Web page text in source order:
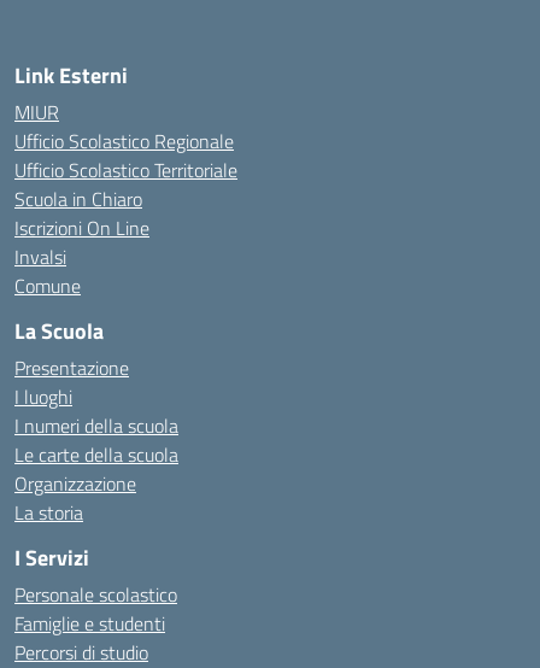
Link Esterni
MIUR
Ufficio Scolastico Regionale
Ufficio Scolastico Territoriale
Scuola in Chiaro
Iscrizioni On Line
Invalsi
Comune
La Scuola
Presentazione
I luoghi
I numeri della scuola
Le carte della scuola
Organizzazione
La storia
I Servizi
Personale scolastico
Famiglie e studenti
Percorsi di studio